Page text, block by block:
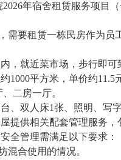
2026年宿舍租赁服务项目
需要租赁一栋民房作为员
，就近菜市场，步行即可
1000平方米，单价约11.5
二房一厅。
、双人床1张、照明、写
提供相关配套管理服务
全管理需满足以下要求：
混合使用的情况。